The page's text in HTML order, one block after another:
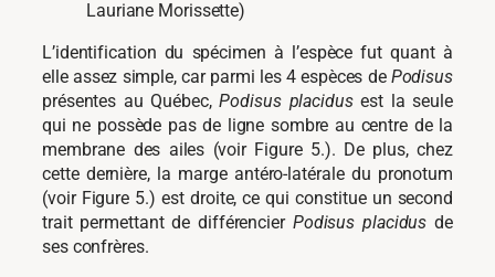
Lauriane Morissette)
L’identification du spécimen à l’espèce fut quant à
elle assez simple, car parmi les 4 espèces de Podisus
présentes au Québec,Podisus placidusest la seule
qui ne possède pas de ligne sombre au centre de la
membrane des ailes (voir Figure 5.). De plus, chez
cette dernière, la marge antéro-latérale du pronotum
(voir Figure 5.) est droite, ce qui constitue un second
trait permettant de différencier Podisus placidusde
ses confrères.